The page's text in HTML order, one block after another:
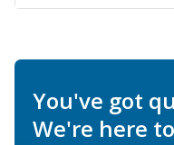
You've got
We're here